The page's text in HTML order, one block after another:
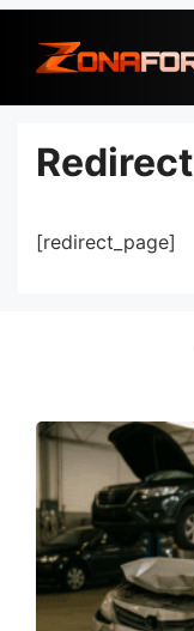
para
conteúdo
Redirect
[redirect_page]